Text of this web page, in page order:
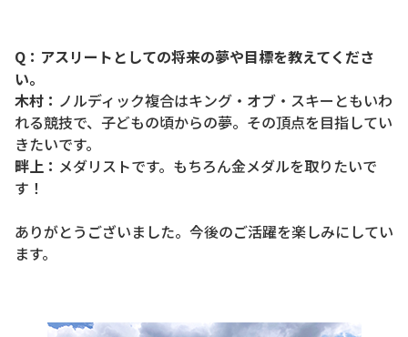
Q：アスリートとしての将来の夢や目標を教えてくださ
い。
木村： ノルディック複合はキング・オブ・スキーともいわ
れる競技で、子どもの頃からの夢。その頂点を目指してい
きたいです。
畔上： メダリストです。もちろん金メダルを取りたいで
す！
ありがとうございました。今後のご活躍を楽しみにしてい
ます。